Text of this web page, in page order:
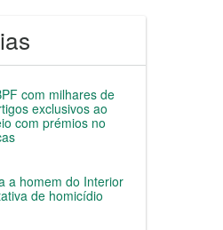
com milhares de
exclusivos ao
com prémios no
a homem do Interior
de homicídio